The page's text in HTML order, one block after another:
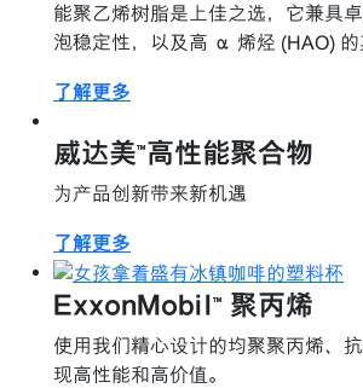
能聚乙烯树脂是上佳之选，它兼具
泡稳定性，以及高 α 烯烃 (HAO) 的
了解更多
威达美™高性能聚合物
为产品创新带来新机遇
了解更多
ExxonMobil™ 聚丙烯
使用我们精心设计的均聚聚丙烯、
现高性能和高价值。